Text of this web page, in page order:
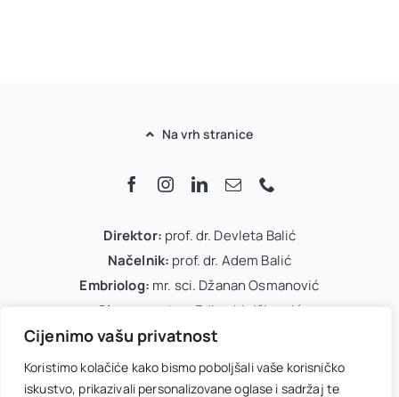
Cijenimo vašu privatnost
Koristimo kolačiće kako bismo poboljšali vaše korisničko
iskustvo, prikazivali personalizovane oglase i sadržaj te
Na vrh stranice
Direktor: prof. dr. Devleta Balić
Načelnik: prof. dr. Adem Balić
Embriolog: mr. sci. Džanan Osmanović
Glavna sestra:
Edina Mujčinović
IVF koordinator:Arnela Dedić
Office menadžer:
Melisa Kasumović